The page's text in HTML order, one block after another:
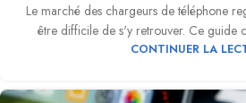
Le marché des chargeurs de téléphone
être difficile de s'y retrouver. Ce guide
CONTINUER LA